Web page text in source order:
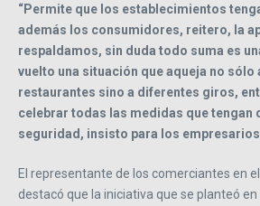
“Permite que los establecimientos
además los consumidores, reitero, la
respaldamos, sin duda todo suma es
vuelto una situación que aqueja no sólo
restaurantes sino a diferentes giros,
celebrar todas las medidas que tengan
seguridad, insisto para los
El representante de los comerciantes en
destacó que la iniciativa que se planteó